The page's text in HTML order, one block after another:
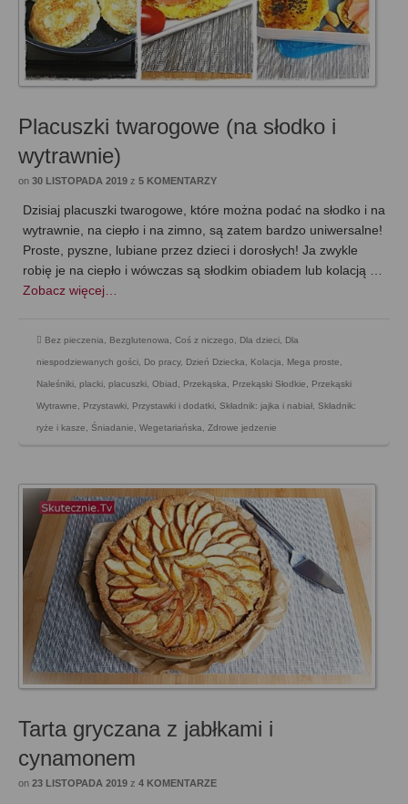
Placuszki twarogowe (na słodko i
wytrawnie)
on 30 LISTOPADA 2019 z 5 KOMENTARZY
Dzisiaj placuszki twarogowe, które można podać na słodko i na
wytrawnie, na ciepło i na zimno, są zatem bardzo uniwersalne!
Proste, pyszne, lubiane przez dzieci i dorosłych! Ja zwykle
robię je na ciepło i wówczas są słodkim obiadem lub kolacją …
Zobacz więcej…
Bez pieczenia, Bezglutenowa, Coś z niczego, Dla dzieci, Dla
niespodziewanych gości, Do pracy, Dzień Dziecka, Kolacja, Mega proste,
Naleśniki, placki, placuszki, Obiad, Przekąska, Przekąski Słodkie, Przekąski
Wytrawne, Przystawki, Przystawki i dodatki, Składnik: jajka i nabiał, Składnik:
ryże i kasze, Śniadanie, Wegetariańska, Zdrowe jedzenie
Tarta gryczana z jabłkami i
cynamonem
on 23 LISTOPADA 2019 z 4 KOMENTARZE